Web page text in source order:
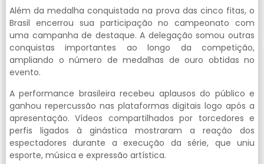
Além da medalha conquistada na prova das cinco fitas, o
Brasil encerrou sua participação no campeonato com
uma campanha de destaque. A delegação somou outras
conquistas importantes ao longo da competição,
ampliando o número de medalhas de ouro obtidas no
evento.
A performance brasileira recebeu aplausos do público e
ganhou repercussão nas plataformas digitais logo após a
apresentação. Vídeos compartilhados por torcedores e
perfis ligados à ginástica mostraram a reação dos
espectadores durante a execução da série, que uniu
esporte, música e expressão artística.